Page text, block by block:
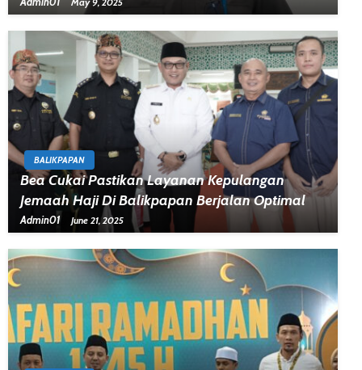
BALIKPAPAN
Bea Cukai Pastikan Layanan Kepulangan
Jemaah Haji Di Balikpapan Berjalan Optimal
Admin01 June 21, 2025